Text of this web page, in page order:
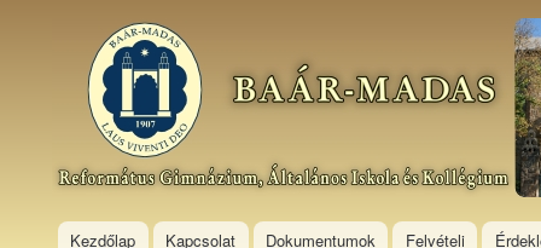
Baár–
Madas
Református
Gimnázium,
Általános
Kollégium
Kezdőlap Kapcsolat Dokumentumok Felvételi